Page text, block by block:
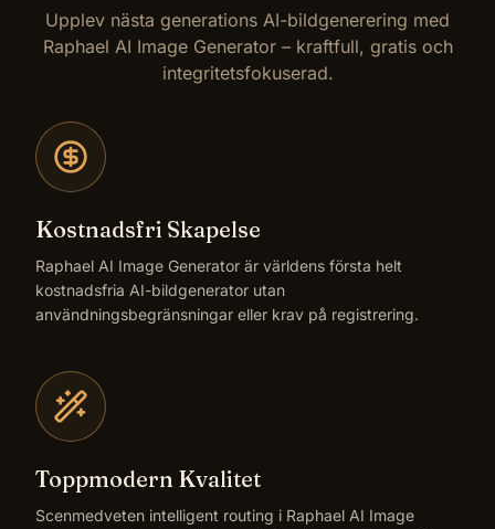
Upplev nästa generations AI-bildgenerering med
Raphael AI Image Generator – kraftfull, gratis och
integritetsfokuserad.
Kostnadsfri Skapelse
Raphael AI Image Generator är världens första helt
kostnadsfria AI-bildgenerator utan
användningsbegränsningar eller krav på registrering.
Toppmodern Kvalitet
Scenmedveten intelligent routing i Raphael AI Image